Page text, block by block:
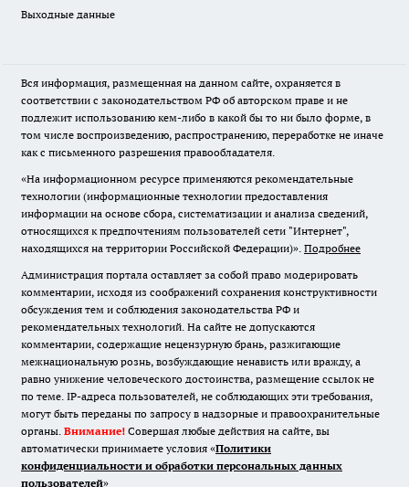
Выходные данные
Вся информация, размещенная на данном сайте, охраняется в
соответствии с законодательством РФ об авторском праве и не
подлежит использованию кем-либо в какой бы то ни было форме, в
том числе воспроизведению, распространению, переработке не иначе
как с письменного разрешения правообладателя.
«На информационном ресурсе применяются рекомендательные
технологии (информационные технологии предоставления
информации на основе сбора, систематизации и анализа сведений,
относящихся к предпочтениям пользователей сети "Интернет",
находящихся на территории Российской Федерации)». Подробнее
Администрация портала оставляет за собой право модерировать
комментарии, исходя из соображений сохранения конструктивности
обсуждения тем и соблюдения законодательства РФ и
рекомендательных технологий. На сайте не допускаются
комментарии, содержащие нецензурную брань, разжигающие
межнациональную рознь, возбуждающие ненависть или вражду, а
равно унижение человеческого достоинства, размещение ссылок не
по теме. IP-адреса пользователей, не соблюдающих эти требования,
могут быть переданы по запросу в надзорные и правоохранительные
органы. Внимание! Совершая любые действия на сайте, вы
автоматически принимаете условия «Политики
конфиденциальности и обработки персональных данных
пользователей»